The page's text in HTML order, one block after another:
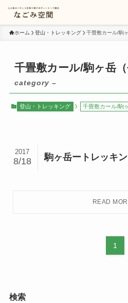
ホーム 登山・トレッキング 千畳敷カール/駒
千畳敷カール/駒ヶ岳（
category –
登山・トレッキング 千畳敷カール/駒
駒ヶ岳ートレッキ
2017
8/18
1
検索